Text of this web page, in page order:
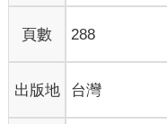
寡言的父親下班後，日復
邊是一只內膽鍍著水銀的
著武夷山茶的滋味，安慰
一年之中，唯獨很難得少
浦咖啡壺，像拆開珍貴禮
頁數 288
出版地 台灣